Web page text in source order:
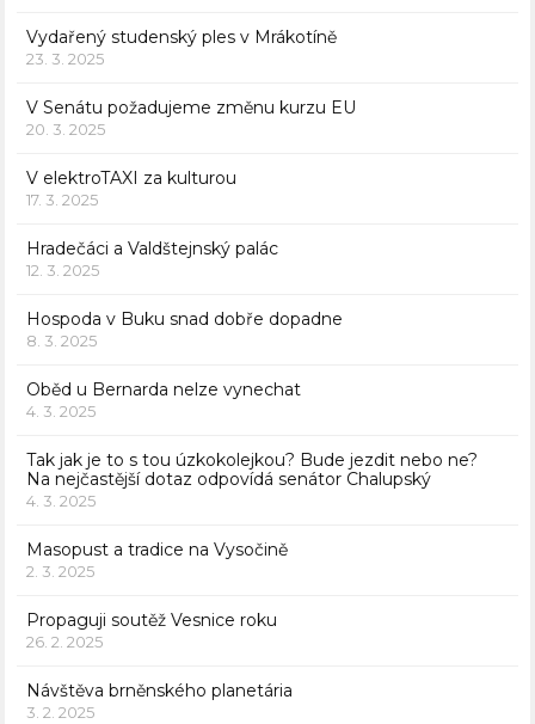
Vydařený studenský ples v Mrákotíně
23. 3. 2025
V Senátu požadujeme změnu kurzu EU
20. 3. 2025
V elektroTAXI za kulturou
17. 3. 2025
Hradečáci a Valdštejnský palác
12. 3. 2025
Hospoda v Buku snad dobře dopadne
8. 3. 2025
Oběd u Bernarda nelze vynechat
4. 3. 2025
Tak jak je to s tou úzkokolejkou? Bude jezdit nebo ne?
Na nejčastější dotaz odpovídá senátor Chalupský
4. 3. 2025
Masopust a tradice na Vysočině
2. 3. 2025
Propaguji soutěž Vesnice roku
26. 2. 2025
Návštěva brněnského planetária
3. 2. 2025